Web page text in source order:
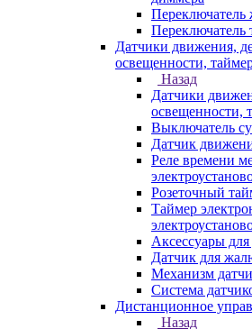
Переключатель
Переключатель
Датчики движения,
освещенности,
Назад
Датчики
освещенности,
Выключатель
Датчик
Реле времени
Розеточный
Таймер
Аксессуары
Датчик для
Механизм
Система
Дистанционное
Назад